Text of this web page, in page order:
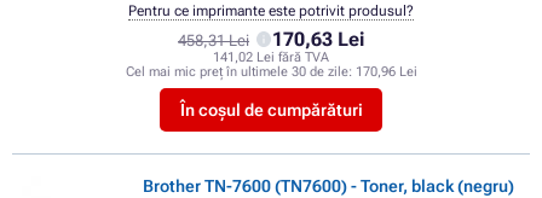
458,31 Lei 170,63 Lei
141,02 Lei fără TVA
Cel mai mic preț în ultimele 30 de zile: 170,96 Lei
În coșul de cumpărături
Pentru ce imprimante este potrivit produsul?
Brother TN-7600 (TN7600) - Toner, black (negru)